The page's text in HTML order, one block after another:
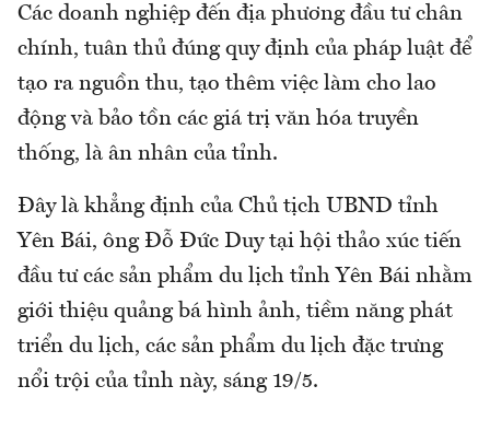
Các doanh nghiệp đến địa phương đầu tư chân
chính, tuân thủ đúng quy định của pháp luật để
tạo ra nguồn thu, tạo thêm việc làm cho lao
động và bảo tồn các giá trị văn hóa truyền
thống, là ân nhân của tỉnh.
Đây là khẳng định của Chủ tịch UBND tỉnh
Yên Bái, ông Đỗ Đức Duy tại hội thảo xúc tiến
đầu tư các sản phẩm du lịch tỉnh Yên Bái nhằm
giới thiệu quảng bá hình ảnh, tiềm năng phát
triển du lịch, các sản phẩm du lịch đặc trưng
nổi trội của tỉnh này, sáng 19/5.